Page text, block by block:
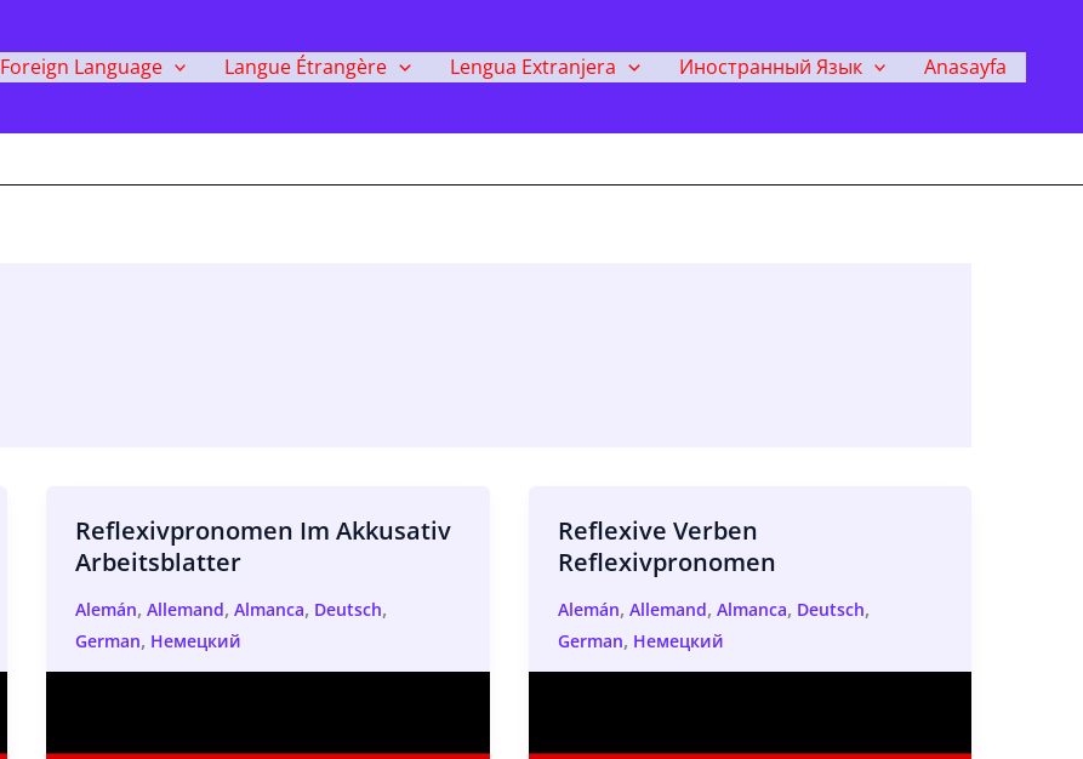
Foreign Language Langue Étrangère Lengua Extranjera Иностранный Язык Anasayfa
Reflexivpronomen Im Akkusativ
Arbeitsblatter
Alemán,Allemand,Almanca, Deutsch,
German, Немецкий
Reflexive Verben
Reflexivpronomen
Alemán, Allemand, Almanca, Deutsch,
German, Немецкий